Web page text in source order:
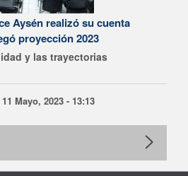
Aysén realizó su cuenta
proyección 2023
y las trayectorias
Mayo, 2023 - 13:13